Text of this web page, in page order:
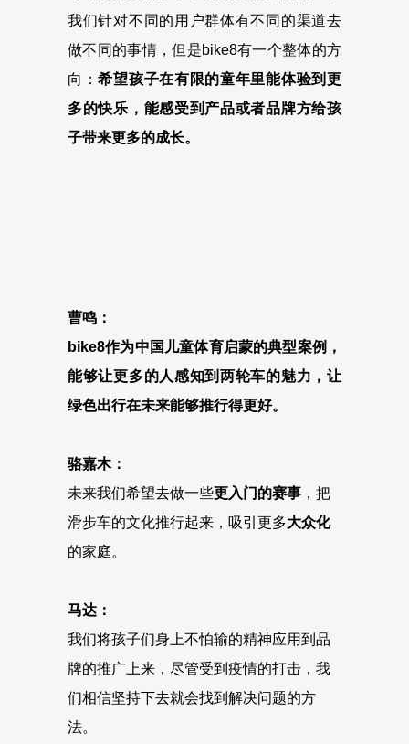
我们针对不同的用户群体有不同的渠道去
做不同的事情，但是bike8有一个整体的方
向：希望孩子在有限的童年里能体验到更
多的快乐，能感受到产品或者品牌方给孩
子带来更多的成长。
曹鸣：
bike8作为中国儿童体育启蒙的典型案例，
能够让更多的人感知到两轮车的魅力，让
绿色出行在未来能够推行得更好。
骆嘉木：
未来我们希望去做一些更入门的赛事 ，把
滑步车的文化推行起来，吸引更多大众化
的家庭。
马达：
我们将孩子们身上不怕输的精神应用到品
牌的推广上来，尽管受到疫情的打击，我
们相信坚持下去就会找到解决问题的方
法。